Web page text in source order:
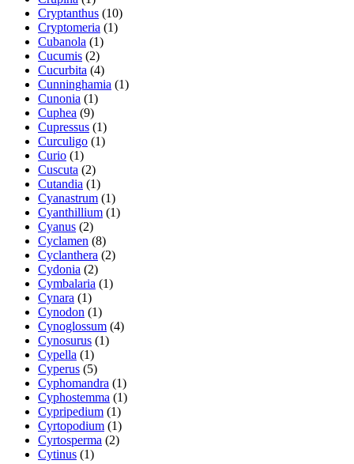
Cryptanthus (10)
Cryptomeria (1)
Cubanola (1)
Cucumis (2)
Cucurbita (4)
Cunninghamia (1)
Cunonia (1)
Cuphea (9)
Cupressus (1)
Curculigo (1)
Curio (1)
Cuscuta (2)
Cutandia (1)
Cyanastrum (1)
Cyanthillium (1)
Cyanus (2)
Cyclamen (8)
Cyclanthera (2)
Cydonia (2)
Cymbalaria (1)
Cynara (1)
Cynodon (1)
Cynoglossum (4)
Cynosurus (1)
Cypella (1)
Cyperus (5)
Cyphomandra (1)
Cyphostemma (1)
Cypripedium (1)
Cyrtopodium (1)
Cyrtosperma (2)
Cytinus (1)